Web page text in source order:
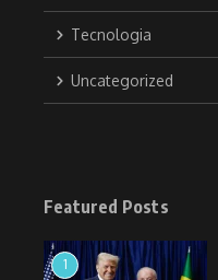
Tecnologia
Uncategorized
Featured Posts
1